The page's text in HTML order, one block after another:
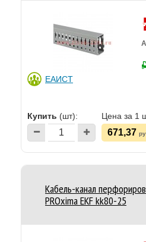
ЕАИСТ
Купить (шт): Цена за 1
671,37
Кабель-канал
PROxima EKF kk80-25